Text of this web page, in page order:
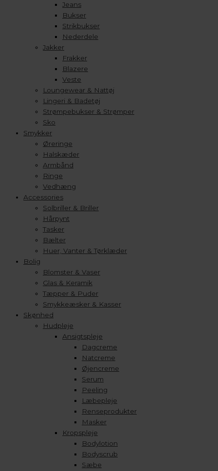
Jeans
Bukser
Strikbukser
Nederdele
Jakker
Frakker
Blazere
Veste
Loungewear & Nattøj
Lingeri & Badetøj
Strømpebukser & Strømper
Sko
Smykker
Øreringe
Halskæder
Armbånd
Ringe
Vedhæng
Accessories
Solbriller & Briller
Hårpynt
Tasker
Bælter
Huer, Vanter & Tørklæder
Bolig
Blomster & Vaser
Glas & Keramik
Tæpper & Puder
Smykkeæsker & Kasser
Skønhed
Hudpleje
Ansigtspleje
Dagcreme
Natcreme
Øjencreme
Serum
Peeling
Læbepleje
Renseprodukter
Masker
Kropspleje
Bodylotion
Bodyscrub
Sæbe